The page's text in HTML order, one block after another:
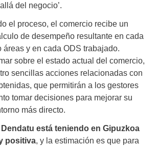
del negocio’.
el proceso, el comercio recibe un
de desempeño resultante en cada
áreas y en cada ODS trabajado.
sobre el estado actual del comercio,
sencillas acciones relacionadas con
que permitirán a los gestores
tomar decisiones para mejorar su
más directo.
está teniendo en Gipuzkoa
positiva, y la estimación es que para